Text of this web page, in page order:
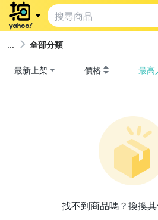
全部分類
最新上架 價格 最高
找不到商品嗎？換換其